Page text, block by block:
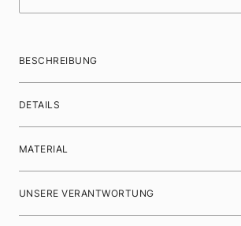
BESCHREIBUNG
DETAILS
MATERIAL
UNSERE VERANTWORTUNG